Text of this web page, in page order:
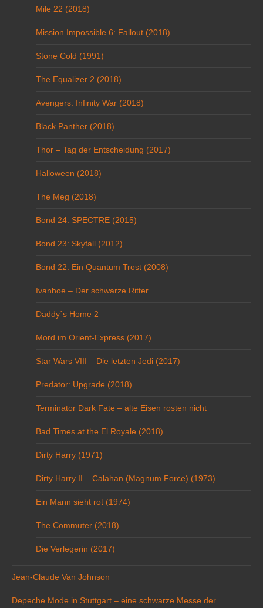
Mile 22 (2018)
Mission Impossible 6: Fallout (2018)
Stone Cold (1991)
The Equalizer 2 (2018)
Avengers: Infinity War (2018)
Black Panther (2018)
Thor – Tag der Entscheidung (2017)
Halloween (2018)
The Meg (2018)
Bond 24: SPECTRE (2015)
Bond 23: Skyfall (2012)
Bond 22: Ein Quantum Trost (2008)
Ivanhoe – Der schwarze Ritter
Daddy´s Home 2
Mord im Orient-Express (2017)
Star Wars VIII – Die letzten Jedi (2017)
Predator: Upgrade (2018)
Terminator Dark Fate – alte Eisen rosten nicht
Bad Times at the El Royale (2018)
Dirty Harry (1971)
Dirty Harry II – Calahan (Magnum Force) (1973)
Ein Mann sieht rot (1974)
The Commuter (2018)
Die Verlegerin (2017)
Jean-Claude Van Johnson
Depeche Mode in Stuttgart – eine schwarze Messe der